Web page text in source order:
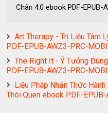
Chân 4.0 ebook PDF-EPUB-
Art Therapy - Trị Liệu Tâm
PDF-EPUB-AWZ3-PRC-MOBI
The Right It - Ý Tưởng
PDF-EPUB-AWZ3-PRC-MOBI
Liệu Pháp Nhận Thức
Thói Quen ebook PDF-